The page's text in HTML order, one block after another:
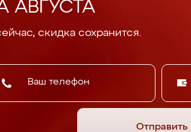
АВГУСТА
скидка сохранится.
Отправить